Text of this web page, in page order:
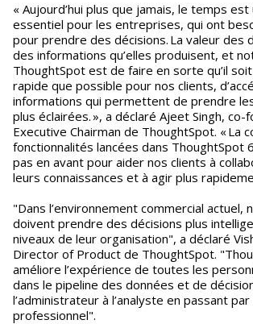
« Aujourd’hui plus que jamais, le temps
essentiel pour les entreprises, qui ont
pour prendre des décisions. La valeur des
des informations qu’elles produisent, et
ThoughtSpot est de faire en sorte qu’il
rapide que possible pour nos clients,
informations qui permettent de prendre
plus éclairées. », a déclaré Ajeet Singh,
Executive Chairman de ThoughtSpot. « La
fonctionnalités lancées dans ThoughtSpot
pas en avant pour aider nos clients à
leurs connaissances et à agir plus
"Dans l’environnement commercial actuel,
doivent prendre des décisions plus
niveaux de leur organisation", a déclaré
Director of Product de ThoughtSpot.
améliore l’expérience de toutes les
dans le pipeline des données et de
l’administrateur à l’analyste en passant par
professionnel".